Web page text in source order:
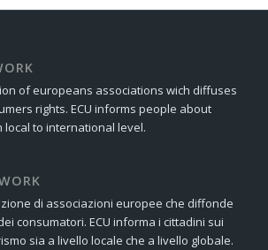
of europeans associations wich diffuses
rights. ECU informs people about
local to international level.
di associazioni europee che diffonde
consumatori. ECU informa i cittadini sui
sia a livello locale che a livello globale.